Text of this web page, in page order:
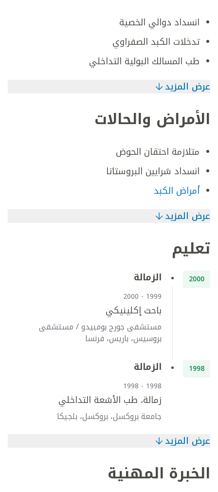
انسداد دوالي الخصية
تدخلات الكبد الصفراوي
طب المسالك البولية التداخلي
عرض المزيد
الأمراض والحالات
متلازمة احتقان الحوض
انسداد شرايين البروستاتا
أمراض الكبد
عرض المزيد
تعليم
2000 الزمالة
1999 - 2000
باحث إكلينيكي
مستشفى جورج بومبيدو / مستشفى
بروسيس، باريس، فرنسا
1998 الزمالة
1998 - 1998
زمالة، طب الأشعة التداخلي
جامعة بروكسل، بروكسل، بلجيكا
عرض المزيد
الخبرة المهنية